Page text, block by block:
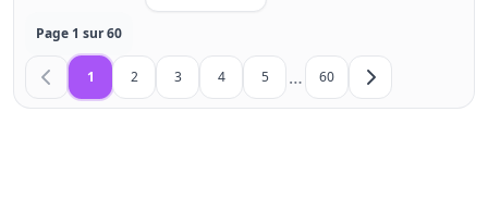
Page 1 sur 60
1 2 3 4 5 … 60